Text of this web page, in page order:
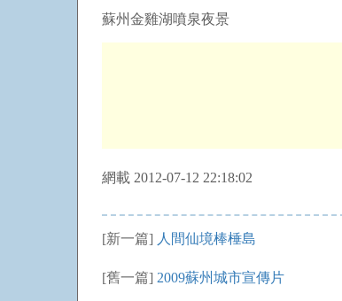
蘇州金雞湖噴泉夜景
網載 2012-07-12 22:18:02
[新一篇] 人間仙境棒棰島
[舊一篇] 2009蘇州城市宣傳片